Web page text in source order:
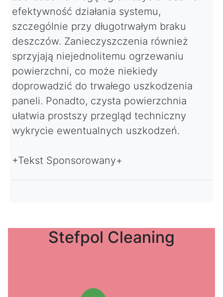
efektywność działania systemu,
szczególnie przy długotrwałym braku
deszczów. Zanieczyszczenia również
sprzyjają niejednolitemu ogrzewaniu
powierzchni, co może niekiedy
doprowadzić do trwałego uszkodzenia
paneli. Ponadto, czysta powierzchnia
ułatwia prostszy przegląd techniczny
wykrycie ewentualnych uszkodzeń.
+Tekst Sponsorowany+
Stefpol Cleaning